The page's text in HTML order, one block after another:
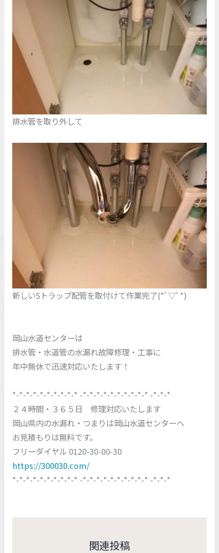
排水管を取り外して
新しいSトラップ配管を取付けて作業完了(*ﾟ▽ﾟ*)
岡山水道センターは
排水管・水道管の水漏れ故障修理・工事に
年中無休で迅速対応いたします！
*-*-*-*-*-*-*-*-*-* -*-*-*-*-*-*-*-*-*-* -*-*-*
２４時間・３６５日 修理対応いたします
岡山県内の水漏れ・つまりは岡山水道センターへ
お見積もりは無料です。
フリーダイヤル 0120-30-00-30
https://300030.com/
*-*-*-*-*-*-*-*-*-* -*-*-*-*-*-*-*-*-*-* -*-*-*
関連投稿